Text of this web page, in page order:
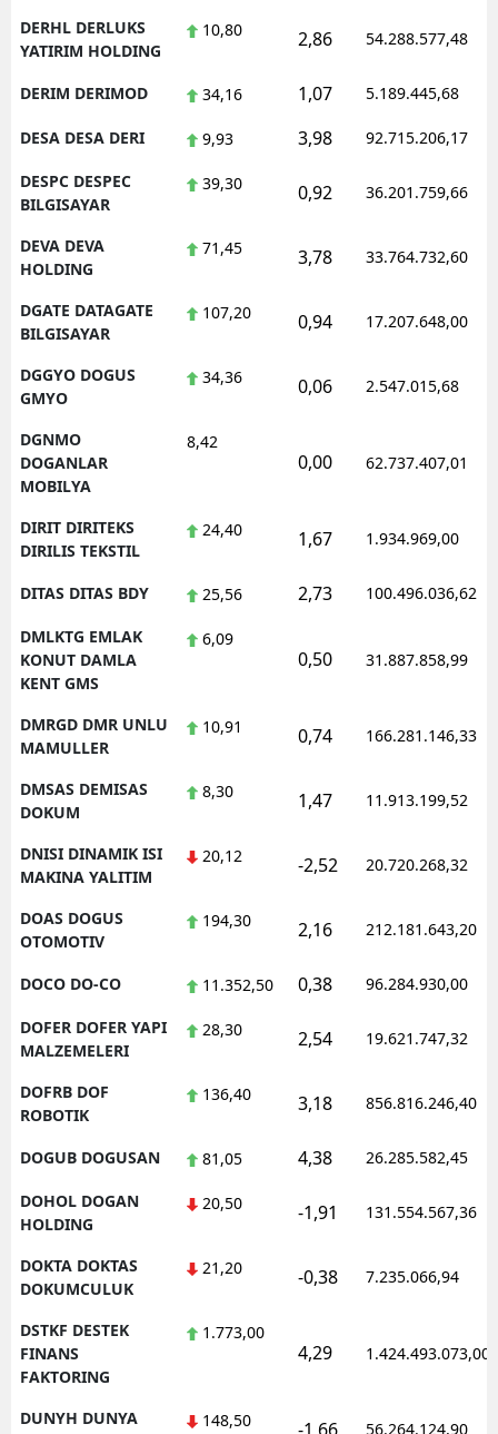
DERHL DERLUKS
YATIRIM HOLDING
10,80 2,86 54.288.577,48
DERIM DERIMOD 34,16 1,07 5.189.445,68
DESA DESA DERI 9,93 3,98 92.715.206,17
DESPC DESPEC
BILGISAYAR
39,30 0,92 36.201.759,66
DEVA DEVA
HOLDING
71,45 3,78 33.764.732,60
DGATE DATAGATE
BILGISAYAR
107,20 0,94 17.207.648,00
DGGYO DOGUS
GMYO
34,36 0,06 2.547.015,68
DGNMO
DOGANLAR
MOBILYA
8,42
0,00 62.737.407,01
DIRIT DIRITEKS
DIRILIS TEKSTIL
24,40 1,67 1.934.969,00
DITAS DITAS BDY 25,56 2,73 100.496.036,62
DMLKTG EMLAK
KONUT DAMLA
KENT GMS
6,09
0,50 31.887.858,99
DMRGD DMR UNLU
MAMULLER
10,91 0,74 166.281.146,33
DMSAS DEMISAS
DOKUM
8,30 1,47 11.913.199,52
DNISI DINAMIK ISI
MAKINA YALITIM
20,12 -2,52 20.720.268,32
DOAS DOGUS
OTOMOTIV
194,30 2,16 212.181.643,20
DOCO DO-CO 11.352,50 0,38 96.284.930,00
DOFER DOFER YAPI
MALZEMELERI
28,30 2,54 19.621.747,32
DOFRB DOF
ROBOTIK
136,40 3,18 856.816.246,40
DOGUB DOGUSAN 81,05 4,38 26.285.582,45
DOHOL DOGAN
HOLDING
20,50 -1,91 131.554.567,36
DOKTA DOKTAS
DOKUMCULUK
21,20 -0,38 7.235.066,94
DSTKF DESTEK
FINANS
FAKTORING
1.773,00
4,29 1.424.493.073,00
DUNYH DUNYA
148,50 56.264.124,90